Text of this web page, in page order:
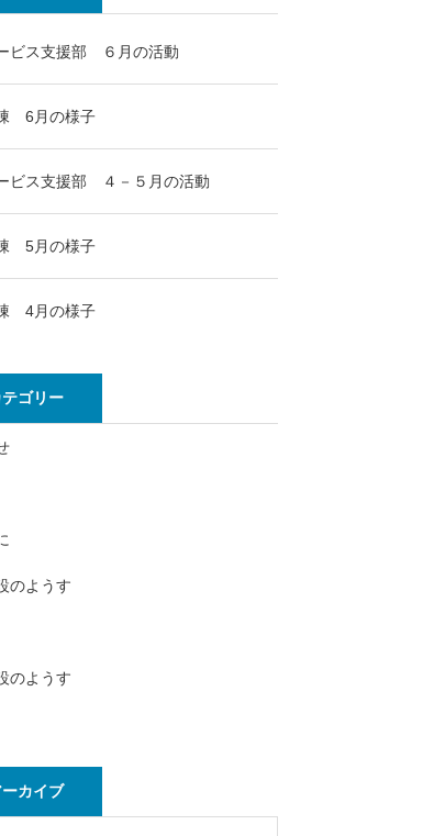
ビス支援部 ６月の活動
6月の様子
ビス支援部 ４－５月の活動
5月の様子
4月の様子
テゴリー
のようす
のようす
ーカイブ